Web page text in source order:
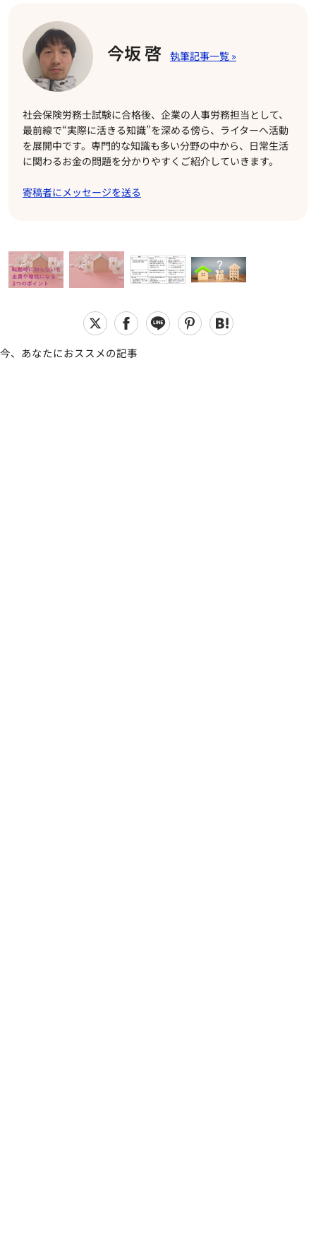
今坂 啓
社会保険労務士試験に合格後、企業の人事労務担当として、
最前線で“実際に活きる知識”を深める傍ら、ライターへ活動
を展開中です。専門的な知識も多い分野の中から、日常生活
に関わるお金の問題を分かりやすくご紹介していきます。
寄稿者にメッセージを送る
今、あなたにおススメの記事